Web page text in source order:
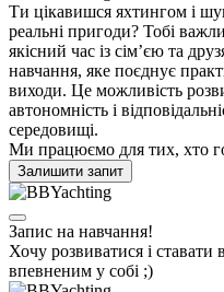
Ти цікавишся яхтингом і
реальні пригоди? Тобі
якісний час із сім’єю та
навчання, яке поєднує
виходи. Це можливість
автономність і
середовищі.
Ми працюємо для тих, хто
Залишити запит
Запис на навчання!
Хочу розвиватися і ставати
впевненим у собі ;)